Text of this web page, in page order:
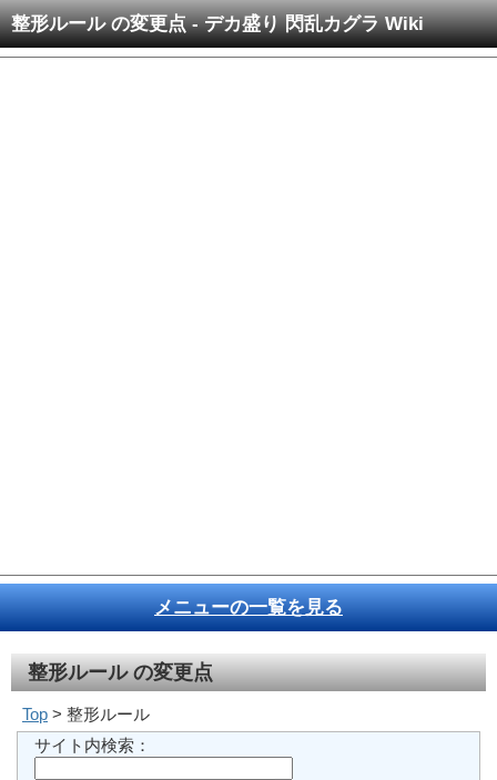
整形ルール の変更点 - デカ盛り 閃乱カグラ Wiki
メニューの一覧を見る
整形ルールの変更点
Top > 整形ルール
サイト内検索：